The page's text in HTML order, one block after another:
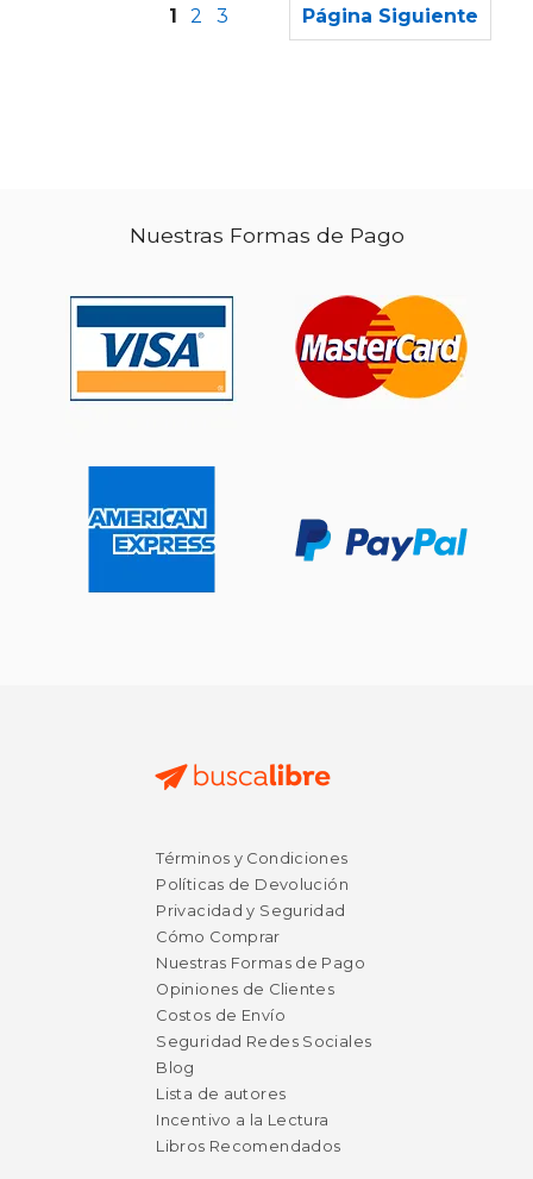
50%
dcto. $ 34.72
50%
dcto.
$ 44.97
$ 22.48 dcto.
1 2 3 Página Siguiente
Nuestras Formas de Pago
Términos y Condiciones
Políticas de Devolución
Privacidad y Seguridad
Cómo Comprar
Nuestras Formas de Pago
Opiniones de Clientes
Costos de Envío
Seguridad Redes Sociales
Blog
Lista de autores
Incentivo a la Lectura
Libros Recomendados